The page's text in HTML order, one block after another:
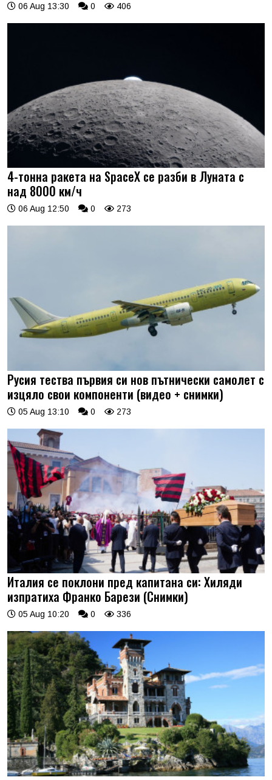
06 Aug 13:30 0 406
4-тонна ракета на SpaceX се разби в Луната с
над 8000 км/ч
06 Aug 12:50 0 273
Русия тества първия си нов пътнически самолет с
изцяло свои компоненти (видео + снимки)
05 Aug 13:10 0 273
Италия се поклони пред капитана си: Хиляди
изпратиха Франко Барези (Снимки)
05 Aug 10:20 0 336